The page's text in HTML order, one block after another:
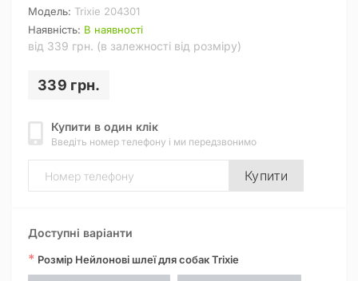
Модель: Trixie 204301
Наявність: В наявності
від 339 грн. (в залежності від розміру)
339 грн.
Купити в один клік
Введіть номер телефону і ми передзвонимо
Купити
Доступні варіанти
* Розмір Нейлонові шлеї для собак Trixie